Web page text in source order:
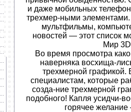
и даже мобильных
трехмер-ными
мультфильмы,
новостей — этот список
Мир
Во время просмотра
наверняка восхища-
трехмерной графикой.
специалистам, которые
созда-ние трехмерной
подобного! Капля усидчи-
горячее